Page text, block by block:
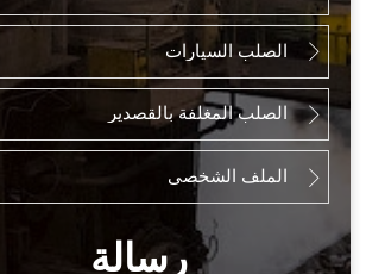
 الصلب السيارات
 الصلب المغلفة بالقصدير
 الملف الشخصي
رسالة